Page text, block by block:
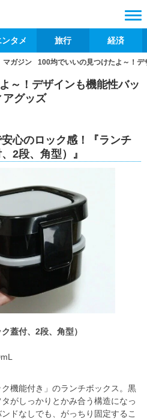
ンタメ 旅行 経済
マガジン 100均でいいの見つけたよ～！
～！デザインも機能性バッ
グッズ
心のロック感！『ランチ
2段、角型）』
蓋付、2段、角型）
機能付き」のランチボックス。黒
がしっかりとかみ合う構造になっ
ドなしでも、がっちり固定するこ